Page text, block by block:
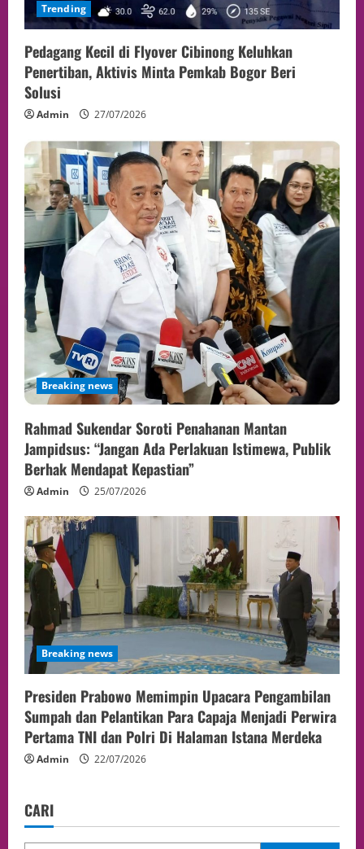
Trending
Pedagang Kecil di Flyover Cibinong Keluhkan
Penertiban, Aktivis Minta Pemkab Bogor Beri
Solusi
Admin 27/07/2026
Breaking news
Rahmad Sukendar Soroti Penahanan Mantan
Jampidsus: “Jangan Ada Perlakuan Istimewa, Publik
Berhak Mendapat Kepastian”
Admin 25/07/2026
Breaking news
Presiden Prabowo Memimpin Upacara Pengambilan
Sumpah dan Pelantikan Para Capaja Menjadi Perwira
Pertama TNI dan Polri Di Halaman Istana Merdeka
Admin 22/07/2026
CARI